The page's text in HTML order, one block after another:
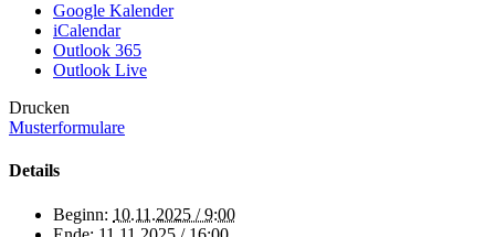
Google Kalender
iCalendar
Outlook 365
Outlook Live
Drucken
Musterformulare
Details
Beginn: 10.11.2025 / 9:00